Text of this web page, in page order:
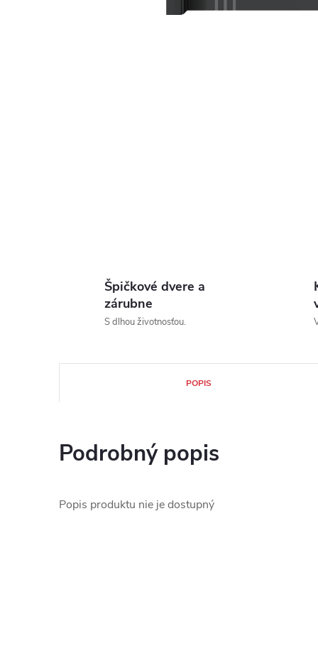
Špičkové dvere a
zárubne
S dlhou životnosťou.
POPIS
Podrobný popis
Popis produktu nie je dostupný